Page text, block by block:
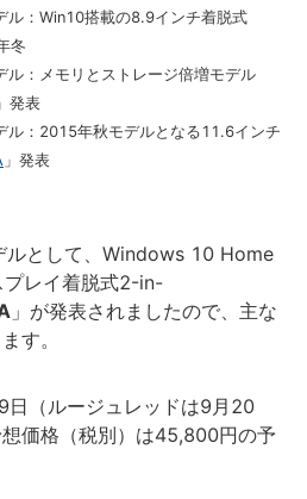
：Win10搭載の8.9インチ着脱式
冬
：メモリとストレージ倍増モデル
」発表
：2015年秋モデルとなる11.6インチ
」発表
ルとして、Windows 10 Home
レイ着脱式2-in-
」が発表されましたので、主な
す。
（ルージュレッドは9月20
価格（税別）は45,800円の予